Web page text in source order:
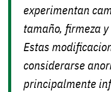
experimentan
tamaño, firmeza
Estas
considerarse
principalmente